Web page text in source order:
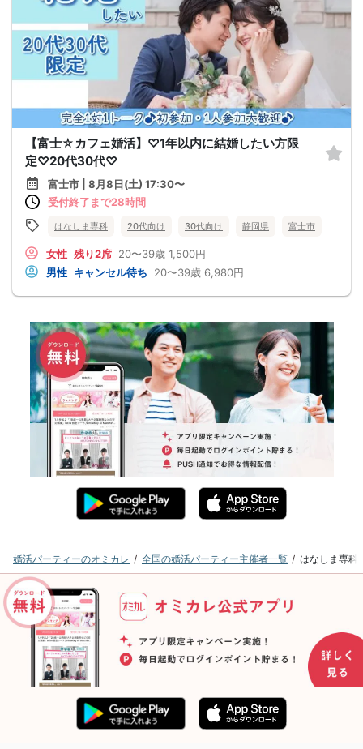
【富士☆カフェ婚活】♡1年以内に結婚したい方限
定♡20代30代♡
富士市 | 8月8日(土) 17:30〜
受付終了まで28時間
はなしま専科 20代向け 30代向け 静岡県 富士市
女性 残り2席 20〜39歳 1,500円
男性 キャンセル待ち 20〜39歳 6,980円
婚活パーティーのオミカレ 全国の婚活パーティー主催者一覧 はなしま専科